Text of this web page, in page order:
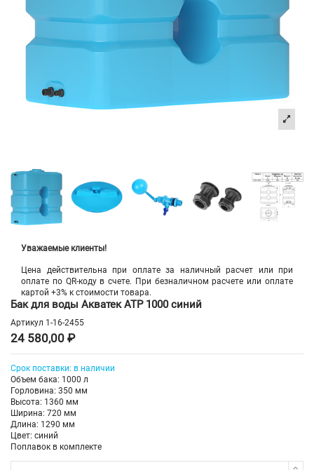
Уважаемые клиенты!
Цена действительна при оплате за наличный расчет или при
оплате по QR-коду в счете. При безналичном расчете или оплате
картой +3% к стоимости товара.
Бак для воды Акватек ATP 1000 синий
Артикул 1-16-2455
24 580,00 ₽
Срок поставки: в наличии
Объем бака: 1000 л
Горловина: 350 мм
Высота: 1360 мм
Ширина: 720 мм
Длина: 1290 мм
Цвет: синий
Поплавок в комплекте